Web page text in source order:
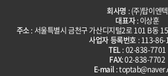
회사명 : (주)탑이엔텍
대표자: 이상훈
주소: 서울특별시 금천구 가산디지털2로 101 B동
사업자 등록번호: 113-86-
TEL: 02-838-7701
FAX: 02-838-7702
E-mail :